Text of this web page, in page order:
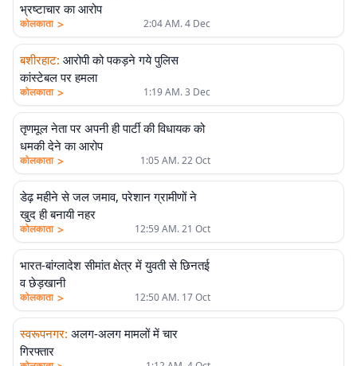
भ्रष्टाचार का आरोप
कोलकाता > 2:04 AM. 4 Dec
बशीरहाट: आरोपी को पकड़ने गये पुलिस
कांस्टेबल पर हमला
कोलकाता > 1:19 AM. 3 Dec
तृणमूल नेता पर अपनी ही पार्टी की विधायक को
धमकी देने का आरोप
कोलकाता > 1:05 AM. 22 Oct
डेढ़ महीने से जल जमाव, परेशान ग्रामीणों ने
खुद ही बनायी नहर
कोलकाता > 12:59 AM. 21 Oct
भारत-बांग्लादेश सीमांत क्षेत्र में युवती से छिनतई
व छेड़खानी
कोलकाता > 12:50 AM. 17 Oct
स्वरूपनगर: अलग-अलग मामलों में चार
गिरफ्तार